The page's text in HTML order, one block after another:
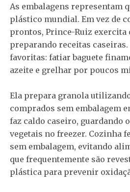
As embalagens representam
plástico mundial. Em vez de
prontos, Prince-Ruiz exercita
preparando receitas caseiras.
favoritas: fatiar baguete
azeite e grelhar por poucos
Ela prepara granola
comprados sem embalagem
faz caldo caseiro, guardando
vegetais no freezer. Cozinha
sem embalagem, evitando
que frequentemente são
plástica para prevenir